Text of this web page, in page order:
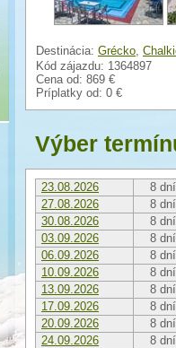
Destinácia: Grécko,
Kód zájazdu: 1364897
Cena od: 869 €
Príplatky od: 0 €
Výber
23.08.2026
8 dní
27.08.2026
8 dní
30.08.2026
8 dní
03.09.2026
8 dní
06.09.2026
8 dní
10.09.2026
8 dní
13.09.2026
8 dní
17.09.2026
8 dní
20.09.2026
8 dní
24.09.2026
8 dní